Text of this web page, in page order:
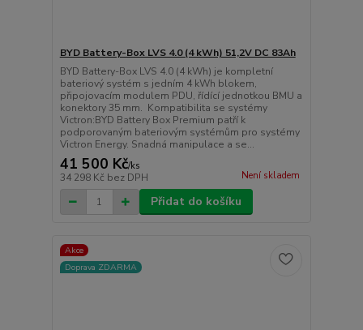
BYD Battery-Box LVS 4.0 (4 kWh) 51,2V DC 83Ah
BYD Battery-Box LVS 4.0 (4 kWh) je kompletní
bateriový systém s jedním 4 kWh blokem,
připojovacím modulem PDU, řídící jednotkou BMU a
konektory 35 mm. Kompatibilita se systémy
Victron:BYD Battery Box Premium patří k
podporovaným bateriovým systémům pro systémy
Victron Energy. Snadná manipulace a se...
41 500 Kč/ks
34 298 Kč bez DPH Není skladem
Přidat do košíku
Akce
Doprava ZDARMA